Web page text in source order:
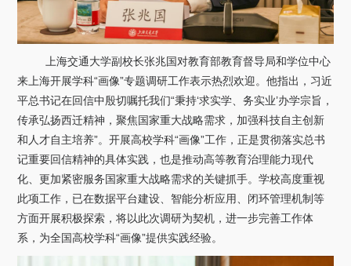
上海交通大学副校长张兆国对教育部教育督导局和学位中心
来上海开展学科“画像”专题调研工作表示热烈欢迎。他指出，习近
平总书记在回信中殷切嘱托我们“秉持‘求实学、务实业’办学宗旨，
传承弘扬西迁精神，聚焦国家重大战略需求，加强科技自主创新
和人才自主培养”。开展高校学科“画像”工作，正是贯彻落实总书
记重要回信精神的具体实践，也是推动高等教育治理能力现代
化、更加紧密服务国家重大战略需求的关键抓手。学校高度重视
此项工作，已在数据平台建设、智能分析应用、闭环管理机制等
方面开展积极探索，将以此次调研为契机，进一步完善工作体
系，为全国高校学科“画像”提供实践经验。